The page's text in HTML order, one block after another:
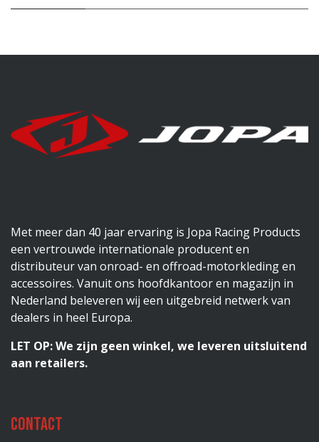
Met meer dan 40 jaar ervaring is Jopa Racing Products
een vertrouwde internationale producent en
distributeur van onroad- en offroad-motorkleding en
accessoires. Vanuit ons hoofdkantoor en magazijn in
Nederland beleveren wij een uitgebreid netwerk van
dealers in heel Europa.
LET OP: We zijn geen winkel, we leveren uitsluitend
aan retailers.
Contact